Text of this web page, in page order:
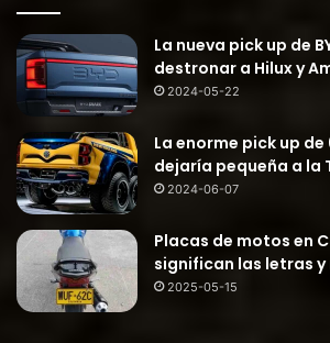
La nueva pick up de
destronar a Hilux y
2024-05-22
La enorme pick up de
dejaría pequeña a la
2024-06-07
Placas de motos en
significan las letras y
2025-05-15